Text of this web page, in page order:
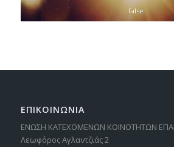
false
ΕΠΙΚΟΙΝΩΝΙΑ
ΕΝΩΣΗ ΚΑΤΕΧΟΜΕΝΩΝ ΚΟΙΝΟΤΗΤΩΝ
Λεωφόρος Αγλαντζιάς 2